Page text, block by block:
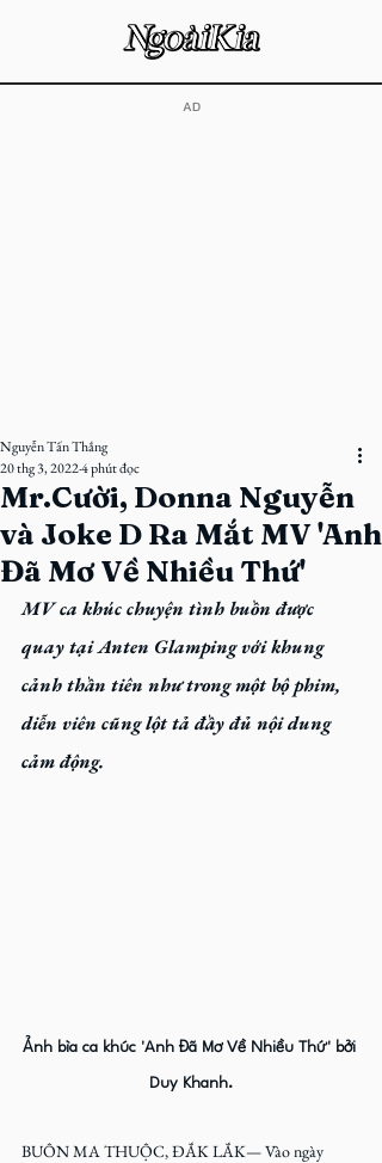
​AD
Mr.Cười, Donna Nguyễn
và Joke D Ra Mắt MV 'Anh
Đã Mơ Về Nhiều Thứ'
Nguyễn Tấn Thắng
20 thg 3, 20224 phút đọc
MV ca khúc chuyện tình buồn được
quay tại Anten Glamping với khung
cảnh thần tiên như trong một bộ phim,
diễn viên cũng lột tả đầy đủ nội dung
cảm động.
Ảnh bìa ca khúc 'Anh Đã Mơ Về Nhiều Thứ' bởi
Duy Khanh.
BUÔN MA THUỘC, ĐẮK LẮK— Vào ngày